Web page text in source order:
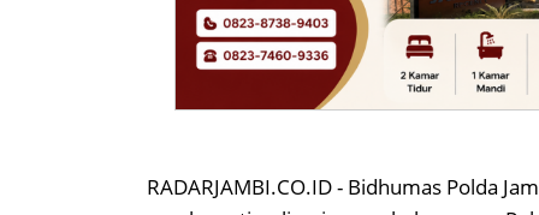
RADARJAMBI.CO.ID - Bidhumas Polda